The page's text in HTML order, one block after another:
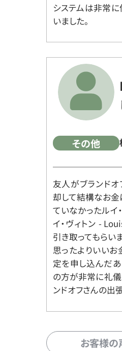
システムは非常に
いました。
その他
友人がブランド
却して結構なお金
ていなかったルイ
イ・ヴィトン -
引き取ってもらい
思ったよりいいお
定を申し込んだ
の方が非常に礼儀
ンドオフさんの出
お客様